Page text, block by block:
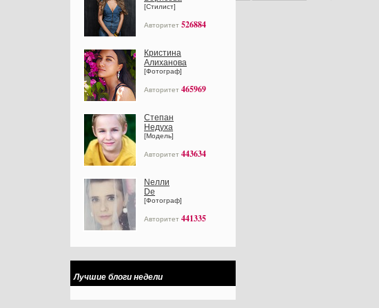
[Стилист]
Авторитет 526884
Кристина
Алиханова
[Фотограф]
Авторитет 465969
Степан
Недуха
[Модель]
Авторитет 443634
Nелли
Dе
[Фотограф]
Авторитет 441335
Лучшие блоги недели